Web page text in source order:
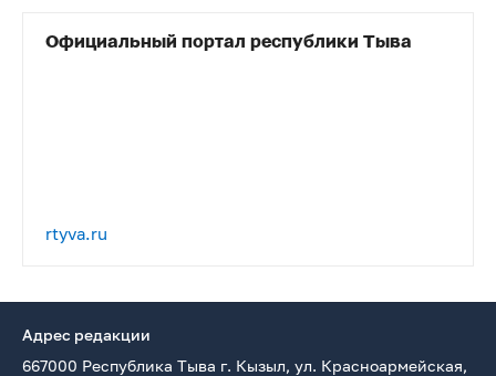
Официальный портал республики Тыва
rtyva.ru
Адрес редакции
667000 Республика Тыва г. Кызыл, ул. Красноармейская,